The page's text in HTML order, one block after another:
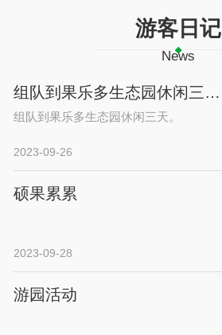
游客日记
News
组队到果乐多生态园休闲三天。
组队到果乐多生态园休闲三天。
2023-09-26
硕果累累
2023-09-28
游园活动